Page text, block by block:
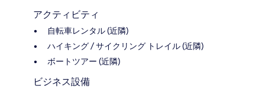
アクティビティ
自転車レンタル (近隣)
ハイキング / サイクリング トレイル (近隣)
ボートツアー (近隣)
ビジネス設備